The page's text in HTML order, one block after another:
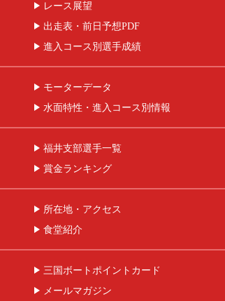
レース展望
出走表・前日予想PDF
進入コース別選手成績
モーターデータ
水面特性・進入コース別情報
福井支部選手一覧
賞金ランキング
所在地・アクセス
食堂紹介
三国ボートポイントカード
メールマガジン